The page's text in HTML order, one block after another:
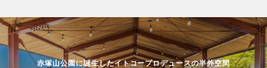
赤塚山公園に誕生したイトコープロデュースの半外空間